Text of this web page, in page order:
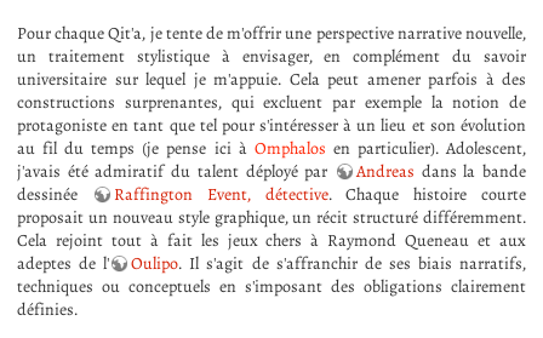
Pour chaque Qit'a, je tente de m'offrir une perspective narrative nouvelle,
un traitement stylistique à envisager, en complément du savoir
universitaire sur lequel je m'appuie. Cela peut amener parfois à des
constructions surprenantes, qui excluent par exemple la notion de
protagoniste en tant que tel pour s'intéresser à un lieu et son évolution
au fil du temps (je pense ici à Omphalos en particulier). Adolescent,
j'avais été admiratif du talent déployé par
Andreas dans la bande
dessinée
Raffington Event, détective. Chaque histoire courte
proposait un nouveau style graphique, un récit structuré différemment.
Cela rejoint tout à fait les jeux chers à Raymond Queneau et aux
adeptes de l'
Oulipo. Il s'agit de s'affranchir de ses biais narratifs,
techniques ou conceptuels en s'imposant des obligations clairement
définies.